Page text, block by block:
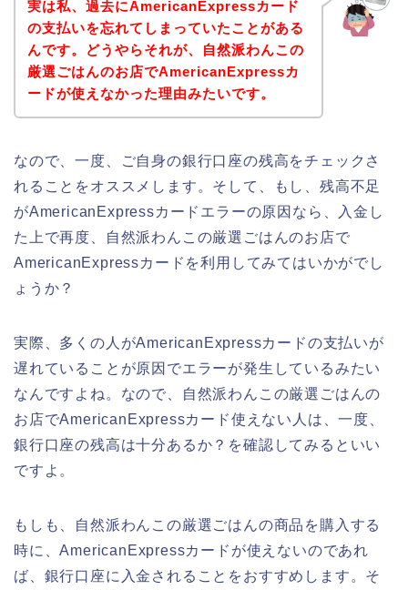
実は私、過去にAmericanExpressカード
の支払いを忘れてしまっていたことがある
んです。どうやらそれが、自然派わんこの
厳選ごはんのお店でAmericanExpressカ
ードが使えなかった理由みたいです。
なので、一度、ご自身の銀行口座の残高をチェックさ
れることをオススメします。そして、もし、残高不足
がAmericanExpressカードエラーの原因なら、入金し
た上で再度、自然派わんこの厳選ごはんのお店で
AmericanExpressカードを利用してみてはいかがでし
ょうか？
実際、多くの人がAmericanExpressカードの支払いが
遅れていることが原因でエラーが発生しているみたい
なんですよね。なので、自然派わんこの厳選ごはんの
お店でAmericanExpressカード使えない人は、一度、
銀行口座の残高は十分あるか？を確認してみるといい
ですよ。
もしも、自然派わんこの厳選ごはんの商品を購入する
時に、AmericanExpressカードが使えないのであれ
ば、銀行口座に入金されることをおすすめします。そ